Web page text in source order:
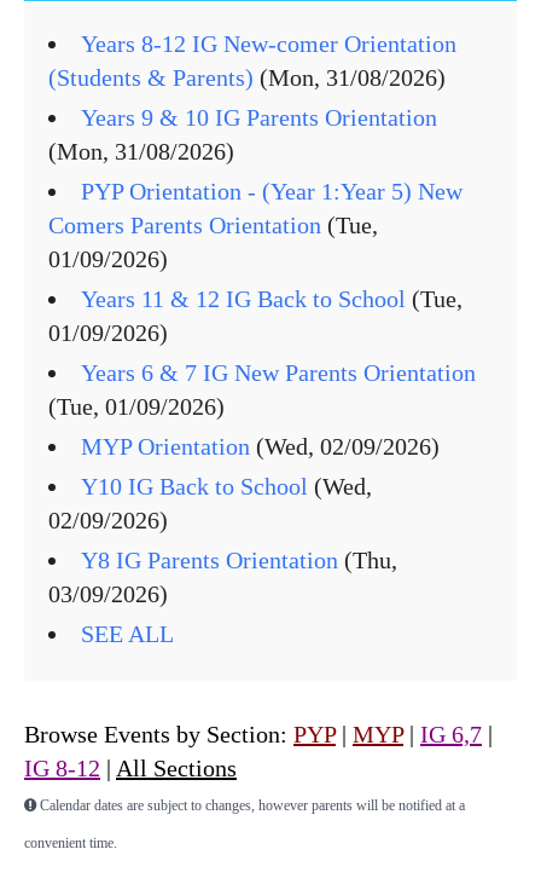
Years 8-12 IG New-comer Orientation
(Students & Parents) (Mon, 31/08/2026)
Years 9 & 10 IG Parents Orientation
(Mon, 31/08/2026)
PYP Orientation - (Year 1:Year 5) New
Comers Parents Orientation (Tue,
01/09/2026)
Years 11 & 12 IG Back to School (Tue,
01/09/2026)
Years 6 & 7 IG New Parents Orientation
(Tue, 01/09/2026)
MYP Orientation (Wed, 02/09/2026)
Y10 IG Back to School (Wed,
02/09/2026)
Y8 IG Parents Orientation (Thu,
03/09/2026)
SEE ALL
Browse Events by Section: PYP| MYP| IG 6,7 |
IG 8-12 | All Sections
Calendar dates are subject to changes, however parents will be notified at a
convenient time.